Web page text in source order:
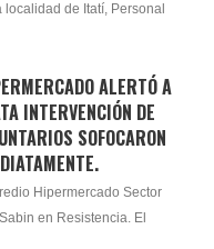
de Itatí, Personal
ALERTÓ A
INTERVENCIÓN DE
SOFOCARON
Hipermercado Sector
en Resistencia. El